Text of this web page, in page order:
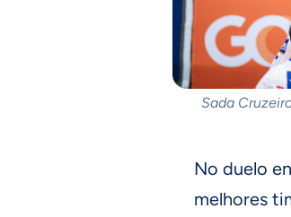
Sada
No duelo
melhores